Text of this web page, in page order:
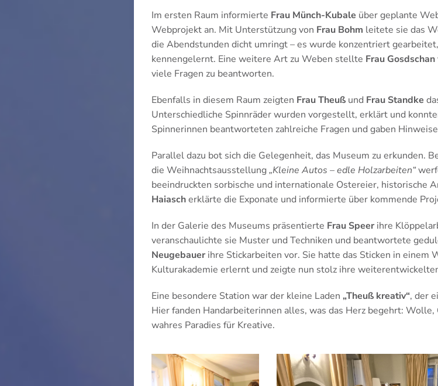
Im ersten Raum informierte Frau Münch-Kubale über geplante
Webprojekt an. Mit Unterstützung von Frau Bohm leitete sie das
die Abendstunden dicht umringt – es wurde konzentriert
kennengelernt. Eine weitere Art zu Weben stellte Frau Gosdschan
viele Fragen zu beantworten.
Ebenfalls in diesem Raum zeigten Frau Theuß und Frau Standke
Unterschiedliche Spinnräder wurden vorgestellt, erklärt und
Spinnerinnen beantworteten zahlreiche Fragen und gaben
Parallel dazu bot sich die Gelegenheit, das Museum zu erkunden.
die Weihnachtsausstellung„Kleine Autos – edle Holzarbeiten“
beeindruckten sorbische und internationale Ostereier, historische
Haiascherklärte die Exponate und informierte über kommende
In der Galerie des Museums präsentierte Frau Speer ihre
veranschaulichte sie Muster und Techniken und beantwortete
Neugebauer ihre Stickarbeiten vor. Sie hatte das Sticken in einem
Kulturakademie erlernt und zeigte nun stolz ihre
Eine besondere Station war der kleine Laden „Theuß kreativ“, der
Hier fanden Handarbeiterinnen alles, was das Herz begehrt:
wahres Paradies für Kreative.